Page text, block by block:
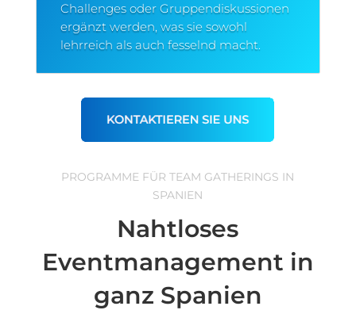
Challenges oder Gruppendiskussionen
ergänzt werden, was sie sowohl
lehrreich als auch fesselnd macht.
PROGRAMME FÜR TEAM GATHERINGS IN
SPANIEN
Nahtloses
Eventmanagement in
ganz Spanien